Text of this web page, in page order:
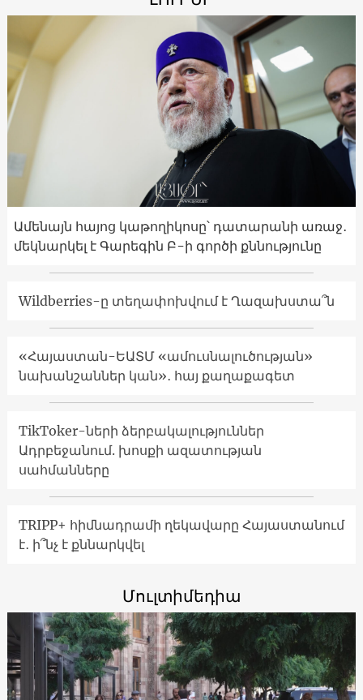
Ամենայն հայոց կաթողիկոսը՝ դատարանի առաջ․
մեկնարկել է Գարեգին Բ-ի գործի քննությունը
Wildberries-ը տեղափոխվում է Ղազախստա՞ն
«Հայաստան-ԵԱՏՄ «ամուսնալուծության»
նախանշաններ կան»․ հայ քաղաքագետ
TikToker-ների ձերբակալություններ
Ադրբեջանում. խոսքի ազատության
սահմանները
TRIPP+ հիմնադրամի ղեկավարը Հայաստանում
է․ ի՞նչ է քննարկվել
Մուլտիմեդիա